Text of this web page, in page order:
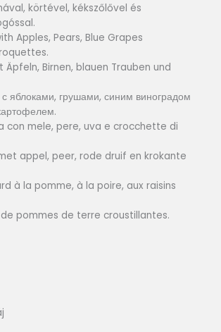
körtével, kékszőlővel és
Apples, Pears, Blue Grapes
Äpfeln, Birnen, blauen Trauben und
с яблоками, грушами, синим виноградом
con mele, pere, uva e crocchette di
appel, peer, rode druif en krokante
à la pomme, à la poire, aux raisins
pommes de terre croustillantes.